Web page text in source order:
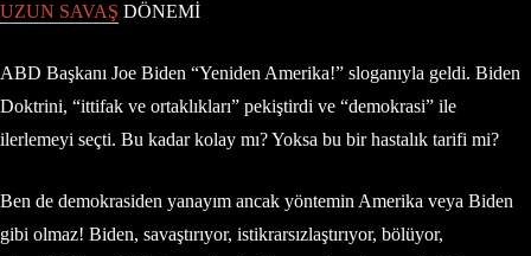
UZUN SAVAŞ DÖNEMİ
ABD Başkanı Joe Biden “Yeniden Amerika!” sloganıyla geldi. Biden
Doktrini, “ittifak ve ortaklıkları” pekiştirdi ve “demokrasi” ile
ilerlemeyi seçti. Bu kadar kolay mı? Yoksa bu bir hastalık tarifi mi?
Ben de demokrasiden yanayım ancak yöntemin Amerika veya Biden
gibi olmaz! Biden, savaştırıyor, istikrarsızlaştırıyor, bölüyor,